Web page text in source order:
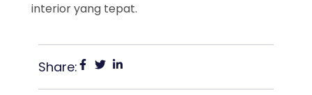
interior yang tepat.
Share: